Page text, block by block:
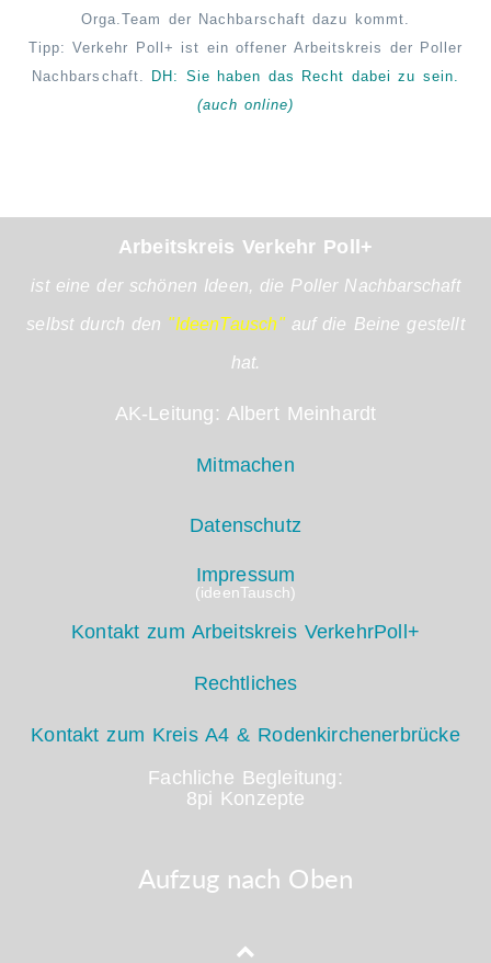
Orga.Team der Nachbarschaft dazu kommt.
Tipp: Verkehr Poll+ ist ein offener Arbeitskreis der Poller
Nachbarschaft.
DH: Sie haben das Recht dabei zu sein.
(auch online)
Arbeitskreis Verkehr Poll+
ist eine der schönen Ideen, die Poller Nachbarschaft
selbst durch den "IdeenTausch"auf die Beine gestellt
hat.
AK-Leitung: Albert Meinhardt
Mitmachen
Datenschutz
Impressum
(ideenTausch)
Kontakt zum Arbeitskreis VerkehrPoll+
Rechtliches
Kontakt zum Kreis A4 & Rodenkirchenerbrücke
Fachliche Begleitung:
8pi Konzepte
Aufzug nach Oben